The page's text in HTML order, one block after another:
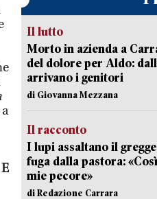
Il lutto
Morto in azienda a
del dolore per Aldo:
arrivano i genitori
di Giovanna Mezzana
Il racconto
I lupi assaltano il
fuga dalla pastora:
mie pecore»
di Redazione Carrara